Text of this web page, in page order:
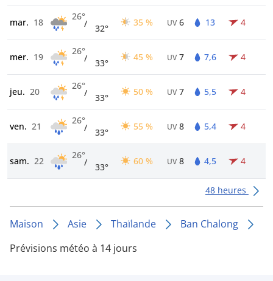
mar. 18
26°
/ 32°
35 % UV 6 13 4
mer. 19
26°
/ 33°
45 % UV 7 7,6 4
jeu. 20
26°
/ 33°
50 % UV 7 5,5 4
ven. 21
26°
/ 33°
55 % UV 8 5,4 4
sam. 22
26°
/ 33°
60 % UV 8 4,5 4
48 heures
Maison Asie Thaïlande
Ban Chalong
Prévisions météo à 14 jours